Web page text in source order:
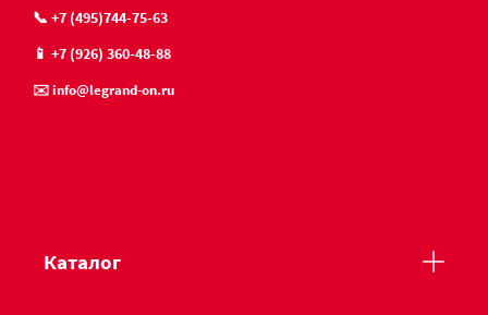
📞 +7 (495)744-75-63
📱 +7 (926) 360-48-88
✉️ info@legrand-on.ru
Каталог